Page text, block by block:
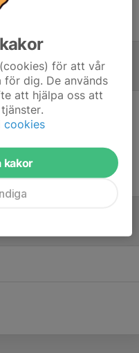
för att vår
dig. De används
att hjälpa oss att
cookies
kakor